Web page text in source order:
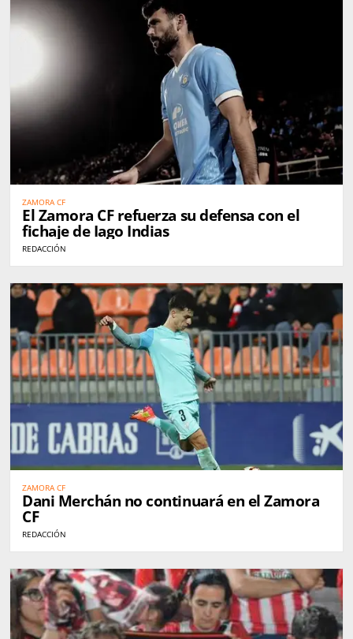
ZAMORA CF
El Zamora CF refuerza su defensa con el
fichaje de Iago Indias
REDACCIÓN
ZAMORA CF
Dani Merchán no continuará en el Zamora
CF
REDACCIÓN